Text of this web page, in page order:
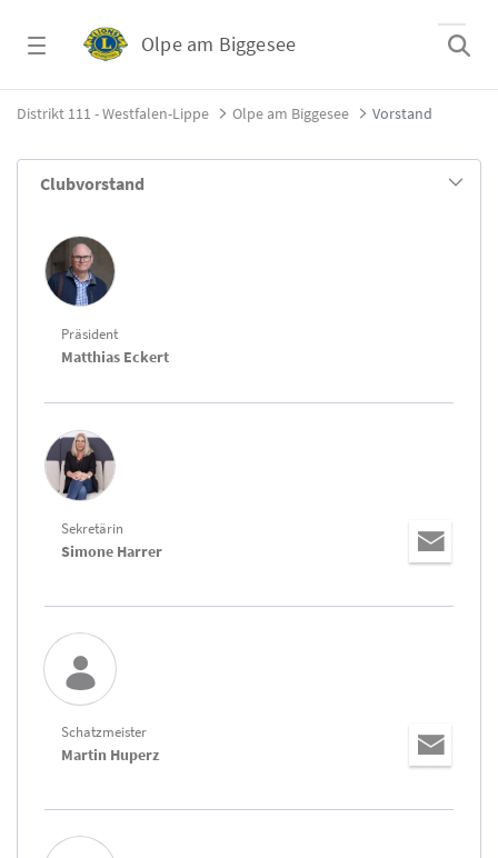
Olpe am Biggesee
Vorstand - Olpe am Biggesee
Distrikt 111 - Westfalen-Lippe Olpe am Biggesee Vorstand
Clubvorstand
Präsident
Matthias Eckert
Sekretärin
Simone Harrer
Schatzmeister
Martin Huperz